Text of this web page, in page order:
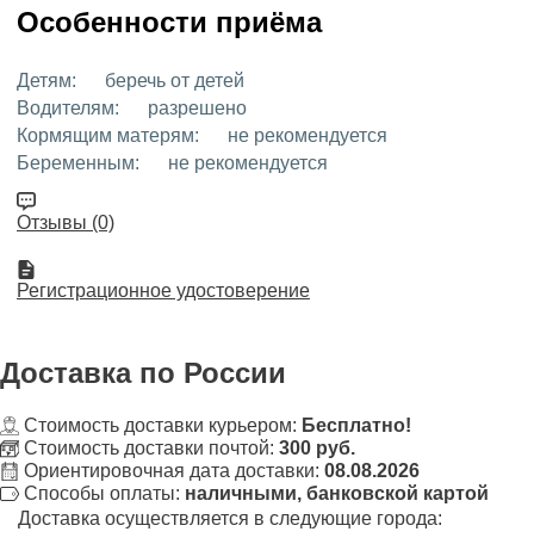
Особенности приёма
Детям:
беречь от детей
Водителям:
разрешено
Кормящим матерям:
не рекомендуется
Беременным:
не рекомендуется
Отзывы (0)
Регистрационное удостоверение
Доставка по России
Стоимость доставки курьером: Бесплатно!
Стоимость доставки почтой: 300 руб.
Ориентировочная дата доставки: 08.08.2026
Способы оплаты: наличными, банковской картой
Доставка осуществляется в следующие города: